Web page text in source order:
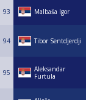
93 Malbaša Igor
94 Tibor Sentdjerdji
95
Aleksandar
Furtula